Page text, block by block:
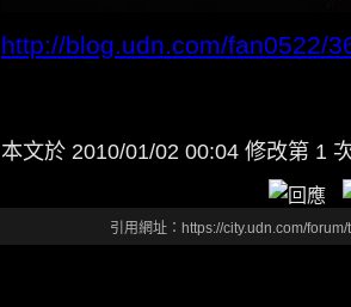
http://blog.udn.com/fan0522/
本文於 2010/01/02 00:04 修改第 1
引用網址：https://city.udn.com/